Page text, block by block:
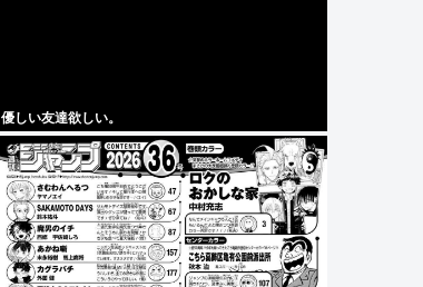
優しい友達欲しい。